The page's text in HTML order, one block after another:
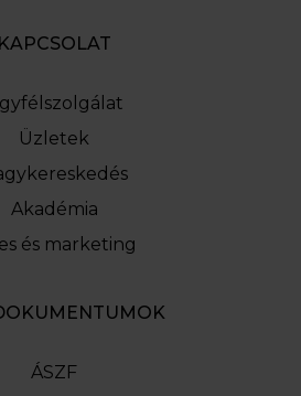
KAPCSOLAT
Üzletek
Akadémia
és marketing
ÁSZF